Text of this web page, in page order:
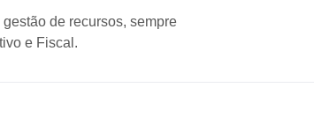
de recursos, sempre
e Fiscal.